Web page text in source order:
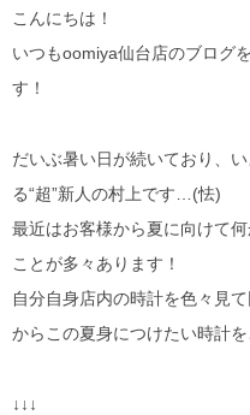
こんにちは！
いつもoomiya仙台店のブログ
す！
だいぶ暑い日が続いており、
る“超”新人の村上です…(怯)
最近はお客様から夏に向けて
ことが多々あります！
自分自身店内の時計を色々見
からこの夏身につけたい時計を
↓↓↓
BLANCPAIN
ULYSSE NARDIN
LONGINES
MAURICE LACROIX
BAUME＆MERCIER
ORIS
ゼニス ブティック大阪
ジラール・ペルゴ ブティック 大阪